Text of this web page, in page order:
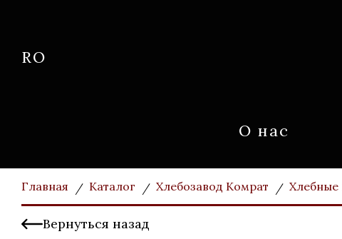
RO
О нас
Главная Каталог Хлебозавод Комрат Хлебные
Вернуться назад